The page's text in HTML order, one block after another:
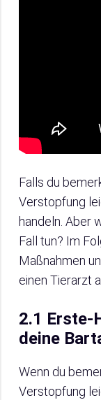
Falls du
Verstopfung
handeln. Aber
Fall tun? Im
Maßnahmen
einen Tierarzt
2.1 Erste-
deine
Wenn du
Verstopfung